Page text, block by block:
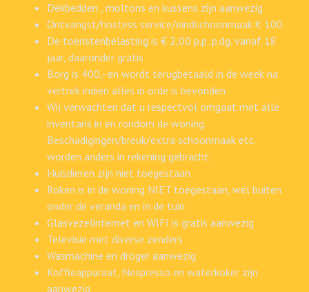
Dekbedden , moltons en kussens zijn aanwezig
Ontvangst/hostess service/eindschoonmaak € 100.
De toeristenbelasting is € 2,00 p.p .p.dg. vanaf 18
jaar, daaronder gratis
Borg is 400,- en wordt terugbetaald in de week na
vertrek indien alles in orde is bevonden.
Wij verwachten dat u respectvol omgaat met alle
inventaris in en rondom de woning.
Beschadigingen/breuk/extra schoonmaak etc.
worden anders in rekening gebracht.
Huisdieren zijn niet toegestaan
Roken is in de woning NIET toegestaan, wél buiten
onder de veranda en in de tuin
Glasvezelinternet en WIFI is gratis aanwezig
Televisie met diverse zenders
Wasmachine en droger aanwezig
Koffieapparaat, Nespresso en waterkoker zijn
aanwezig